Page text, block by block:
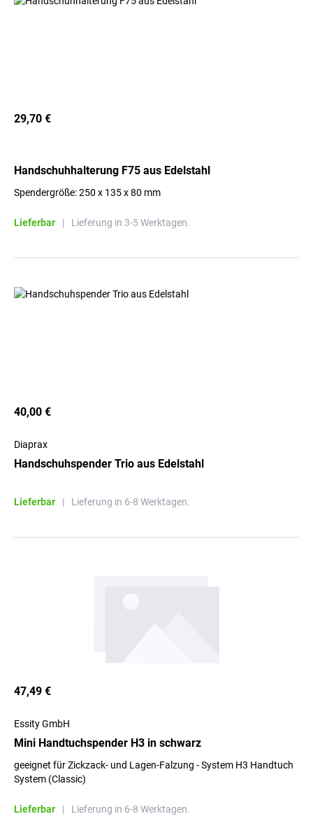
29,70 €
Handschuhhalterung F75 aus Edelstahl
Spendergröße: 250 x 135 x 80 mm
Lieferbar | Lieferung in 3-5 Werktagen.
40,00 €
Diaprax
Handschuhspender Trio aus Edelstahl
Lieferbar | Lieferung in 6-8 Werktagen.
47,49 €
Essity GmbH
Mini Handtuchspender H3 in schwarz
geeignet für Zickzack- und Lagen-Falzung - System H3 Handtuch
System (Classic)
Lieferbar | Lieferung in 6-8 Werktagen.